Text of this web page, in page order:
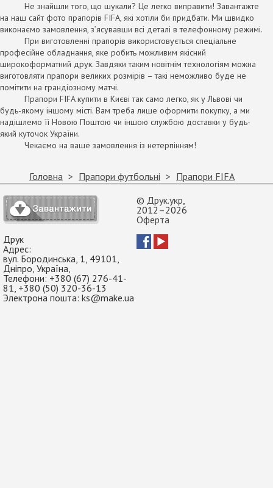
Не знайшли того, що шукали? Це легко виправити! Завантажте
на наш сайт фото прапорів FIFA, які хотіли би придбати. Ми швидко
виконаємо замовлення, з’ясувавши всі деталі в телефонному режимі.
При виготовленні прапорів використовується спеціальне
професійне обладнання, яке робить можливим якісний
широкоформатний друк. Завдяки таким новітнім технологіям можна
виготовляти прапори великих розмірів – такі неможливо буде не
помітити на грандіозному матчі.
Прапори FIFA купити в Києві так само легко, як у Львові чи
будь-якому іншому місті. Вам треба лише оформити покупку, а ми
надішлемо її Новою Поштою чи іншою службою доставки у будь-
який куточок України.
Чекаємо на ваше замовлення із нетерпінням!
Головна Прапори футбольні
Прапори FIFA
© Друк.укр,
2012–2026
Оферта
Друк
Адрес:
вул. Бородинська, 1, 49101,
Дніпро, Україна,
Телефони: +380 (67) 276-41-
81, +380 (50) 320-36-13
Электрона пошта: ks@make.ua